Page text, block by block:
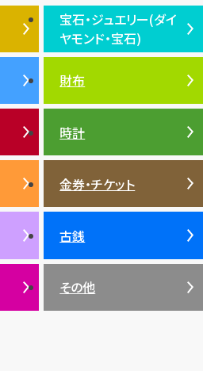
ルイ・ヴィトン 豆知識 カルティエ
相場 グッチ 買取 プラダ
金貨 ブルガリ
アメジスト
バレンシアガ
ブレゲ SDGs
宝石・ジュエリー(ダイ
ヤモンド・宝石)
宝石・ジュエリー(ダイヤモ
ンド・宝石)TOP
ダイヤモンド
エメラルド
ルビー
サファイア
パール
サンゴ
ヒスイ
財布
時計
金券・チケット
古銭
その他